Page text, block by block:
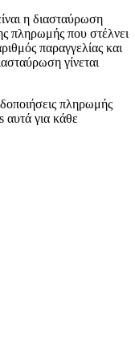
η διασταύρωση
πληρωμής που στέλνει
παραγγελίας και
γίνεται
πληρωμής
αυτά για κάθε